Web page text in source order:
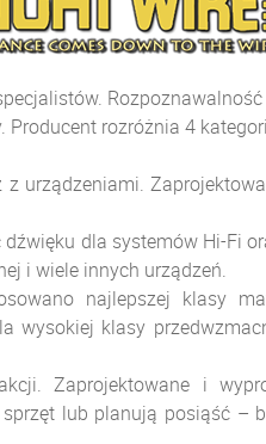
rozróżnia 4
dla systemów Hi-Fi
i wiele innych urządzeń.
najlepszej klasy
wysokiej klasy
Zaprojektowane i
lub planują posiąść –